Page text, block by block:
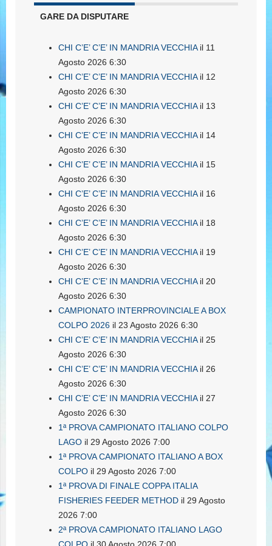
GARE DA DISPUTARE
CHI C’E’ C’E’ IN MANDRIA VECCHIAil 11
Agosto 2026 6:30
CHI C’E’ C’E’ IN MANDRIA VECCHIAil 12
Agosto 2026 6:30
CHI C’E’ C’E’ IN MANDRIA VECCHIAil 13
Agosto 2026 6:30
CHI C’E’ C’E’ IN MANDRIA VECCHIAil 14
Agosto 2026 6:30
CHI C’E’ C’E’ IN MANDRIA VECCHIAil 15
Agosto 2026 6:30
CHI C’E’ C’E’ IN MANDRIA VECCHIAil 16
Agosto 2026 6:30
CHI C’E’ C’E’ IN MANDRIA VECCHIAil 18
Agosto 2026 6:30
CHI C’E’ C’E’ IN MANDRIA VECCHIAil 19
Agosto 2026 6:30
CHI C’E’ C’E’ IN MANDRIA VECCHIAil 20
Agosto 2026 6:30
CAMPIONATO INTERPROVINCIALE A BOX
COLPO 2026 il 23 Agosto 2026 6:30
CHI C’E’ C’E’ IN MANDRIA VECCHIAil 25
Agosto 2026 6:30
CHI C’E’ C’E’ IN MANDRIA VECCHIAil 26
Agosto 2026 6:30
CHI C’E’ C’E’ IN MANDRIA VECCHIAil 27
Agosto 2026 6:30
1ª PROVA CAMPIONATO ITALIANO COLPO
LAGO il 29 Agosto 2026 7:00
1ª PROVA CAMPIONATO ITALIANO A BOX
COLPO il 29 Agosto 2026 7:00
1ª PROVA DI FINALE COPPA ITALIA
FISHERIES FEEDER METHOD il 29 Agosto
2026 7:00
2ª PROVA CAMPIONATO ITALIANO LAGO
COLPO il 30 Agosto 2026 7:00